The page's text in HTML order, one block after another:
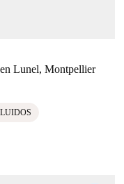
Lunel, Montpellier